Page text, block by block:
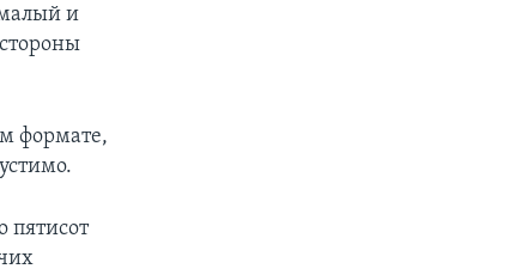
и
формате,
пятисот